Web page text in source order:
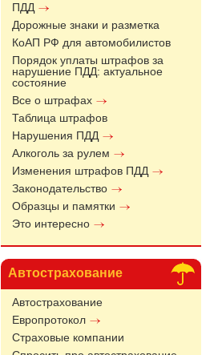
ПДД
Дорожные знаки и разметка
КоАП РФ для автомобилистов
Порядок уплаты штрафов за
нарушение ПДД: актуальное
состояние
Все о штрафах
Таблица штрафов
Нарушения ПДД
Алкоголь за рулем
Изменения штрафов ПДД
Законодательство
Образцы и памятки
Это интересно
Автострахование
Автострахование
Европротокол
Страховые компании